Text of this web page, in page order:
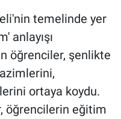
temelinde yer
anlayışı
öğrenciler, şenlikte
ortaya koydu.
öğrencilerin eğitim